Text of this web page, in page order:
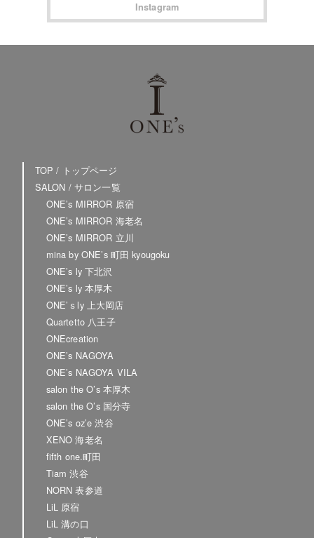
Instagram
TOP / トップページ
SALON / サロン一覧
ONE’s MIRROR 原宿
ONE’s MIRROR 海老名
ONE’s MIRROR 立川
mina by ONE’s 町田 kyougoku
ONE’s ly 下北沢
ONE’s ly 本厚木
ONE’ｓly 上大岡店
Quartetto 八王子
ONEcreation
ONE’s NAGOYA
ONE’s NAGOYA VILA
salon the O’s 本厚木
salon the O’s 国分寺
ONE’s oz’e 渋谷
XENO 海老名
fifth one.町田
Tiam 渋谷
NORN 表参道
LiL 原宿
LiL 溝の口